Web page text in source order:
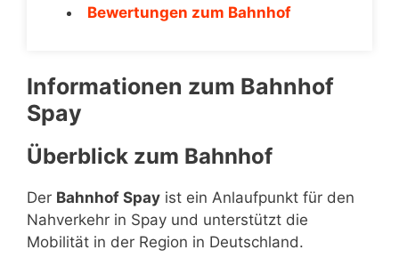
Bewertungen zum Bahnhof
Informationen zum Bahnhof
Spay
Überblick zum Bahnhof
Der Bahnhof Spay ist ein Anlaufpunkt für den
Nahverkehr in Spay und unterstützt die
Mobilität in der Region in Deutschland.